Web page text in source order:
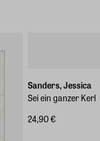
Sanders, Jessica
Sei ein ganzer Kerl
24,90 €